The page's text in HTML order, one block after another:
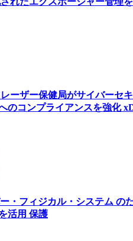
ーザー保健局がサイバーセ
のコンプライアンスを強化
・フィジカル・システム の
活用 保護